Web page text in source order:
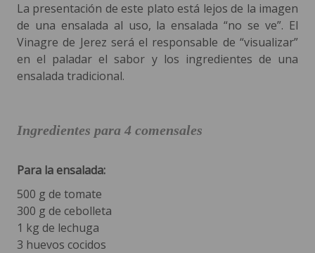
La presentación de este plato está lejos de la imagen
de una ensalada al uso, la ensalada “no se ve”. El
Vinagre de Jerez será el responsable de “visualizar”
en el paladar el sabor y los ingredientes de una
ensalada tradicional.
Ingredientes para 4 comensales
Para la ensalada:
500 g de tomate
300 g de cebolleta
1 kg de lechuga
3 huevos cocidos